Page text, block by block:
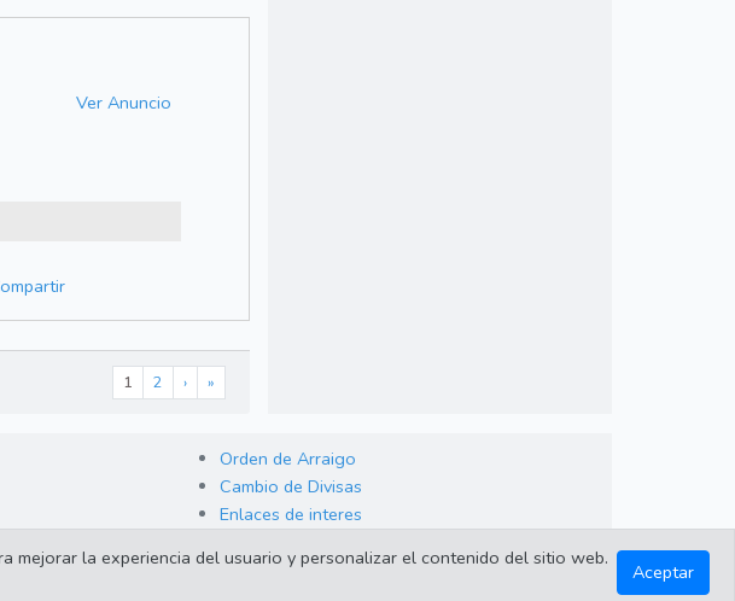
Ver Anuncio
1 2 › »
Orden de Arraigo
Cambio de Divisas
Enlaces de interes
mejorar la experiencia del usuario y personalizar el contenido del sitio web.
Aceptar